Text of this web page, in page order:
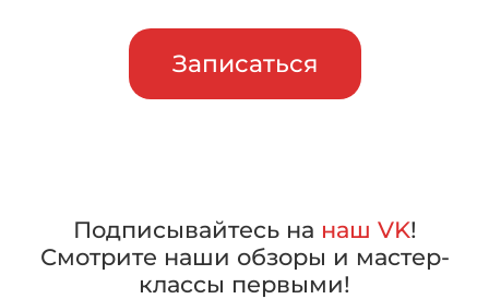
Записаться
Подписывайтесь на наш VK!
Смотрите наши обзоры и мастер-
классы первыми!